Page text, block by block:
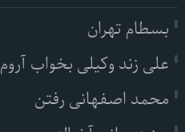
بسطام تهران
علی زند وکیلی بخواب آروم
محمد اصفهانی رفتن